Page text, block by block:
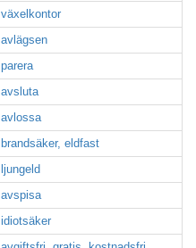
växelkontor
avlägsen
parera
avsluta
avlossa
brandsäker, eldfast
ljungeld
avspisa
idiotsäker